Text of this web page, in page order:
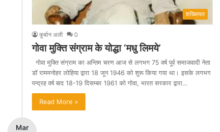
शख्सियत
कुर्बान अली 0
गोवा मुक्ति संग्राम के योद्धा ‘मधु लिमये’
गोवा मुक्ति संग्राम का अन्तिम चरण आज से लगभग 75 वर्ष पूर्व समाजवादी नेता
डॉ राममनोहर लोहिया द्वारा 18 जून 1946 को शुरू किया गया था। इसके लगभग
पन्द्रह वर्ष बाद 18-19 दिसम्बर 1961 को गोवा, भारत सरकार द्वारा…
Read More »
Mar